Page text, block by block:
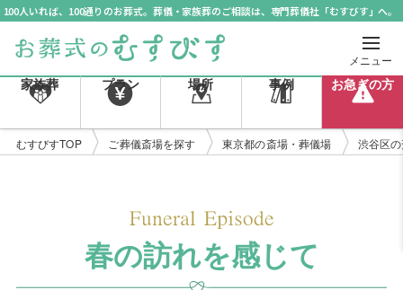
100人いれば、100通りのお葬式。葬儀・家族葬のご相談は、専門葬儀社「むすびす」へ。
メニュー
家族葬 プラン 場所 事例 お急ぎの方
むすびすTOP ご葬儀斎場を探す 東京都の斎場・葬儀場 渋谷区
春の訪れを感じて